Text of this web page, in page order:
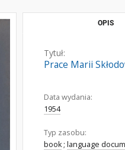
OPIS
Tytuł:
Prace Marii
Data wydania:
1954
Typ zasobu:
book; language